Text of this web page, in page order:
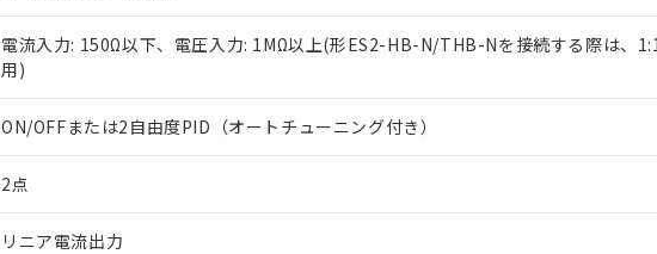
電流入力: 150Ω以下、電圧入力: 1MΩ以上(形ES2-HB-N/THB-Nを接続する際は、
用)
ON/OFFまたは2自由度PID（オートチューニング付き）
2点
リニア電流出力